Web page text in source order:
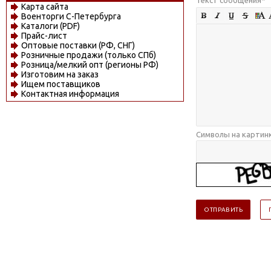
Карта сайта
Военторги С-Петербурга
Каталоги (PDF)
Прайс-лист
Оптовые поставки (РФ, СНГ)
Розничные продажи (только СПб)
Розница/мелкий опт (регионы РФ)
Изготовим на заказ
Ищем поставщиков
Контактная информация
Символы на